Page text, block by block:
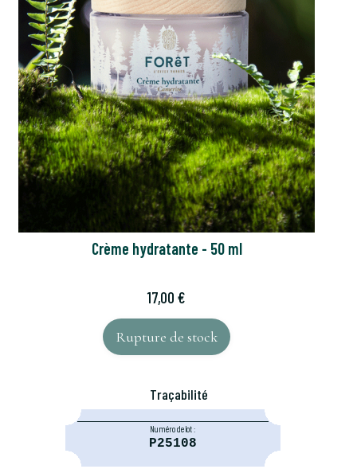
Crème hydratante - 50 ml
17,00 €
Rupture de stock
Traçabilité
Numéro de lot :
P25108